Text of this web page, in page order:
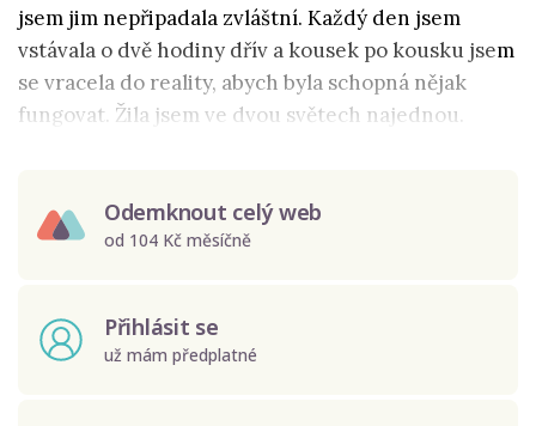
jsem jim nepřipadala zvláštní. Každý den jsem
vstávala o dvě hodiny dřív a kousek po kousku jsem
se vracela do reality, abych byla schopná nějak
fungovat. Žila jsem ve dvou světech najednou.
Odemknout celý web
od 104 Kč měsíčně
Přihlásit se
už mám předplatné